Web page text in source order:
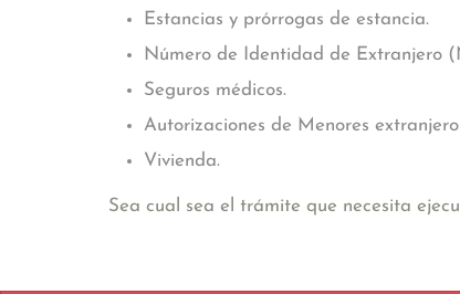
Estancias y prórrogas de estancia.
Número de Identidad de Extranjero
Seguros médicos.
Autorizaciones de Menores
Vivienda.
Sea cual sea el trámite que necesita